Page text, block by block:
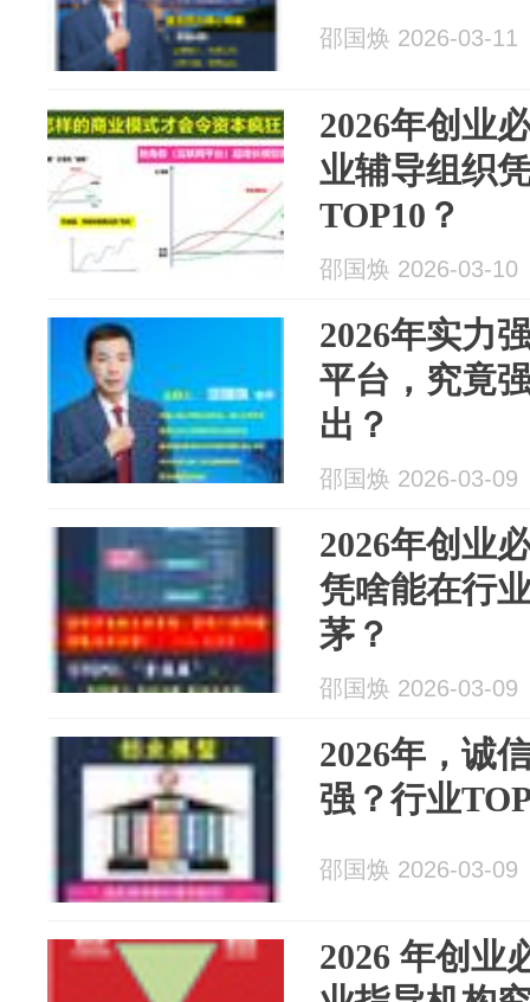
邵国焕 2026-03-11
2026年创业
业辅导组织
TOP10？
邵国焕 2026-03-10
2026年实力
平台，究竟
出？
邵国焕 2026-03-09
2026年创业
凭啥能在行
茅？
邵国焕 2026-03-09
2026年，诚
强？行业
邵国焕 2026-03-09
2026 年创业